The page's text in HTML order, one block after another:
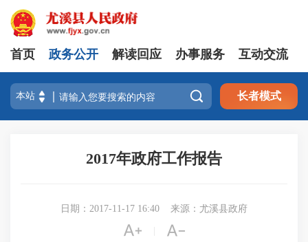
首页 政务公开 解读回应 办事服务 互动交流
 长者模式
2017年政府工作报告
日期：2017-11-17 16:40 来源：尤溪县政府
 